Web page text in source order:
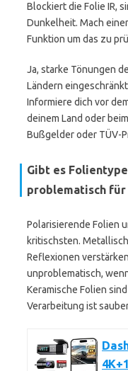
Blockiert die Folie IR,
Dunkelheit. Mach
Funktion um das zu
Ja, starke Tönungen
Ländern
Informiere dich vor
deinem Land oder
Bußgelder oder TÜV-
Gibt es
problematisch für
Polarisierende Folien
kritischsten.
Reflexionen
unproblematisch,
Keramische Folien
Verarbeitung ist